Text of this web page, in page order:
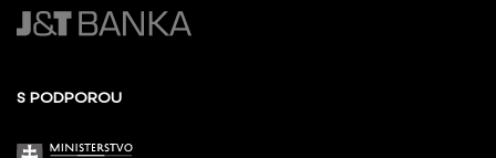
S PODPOROU